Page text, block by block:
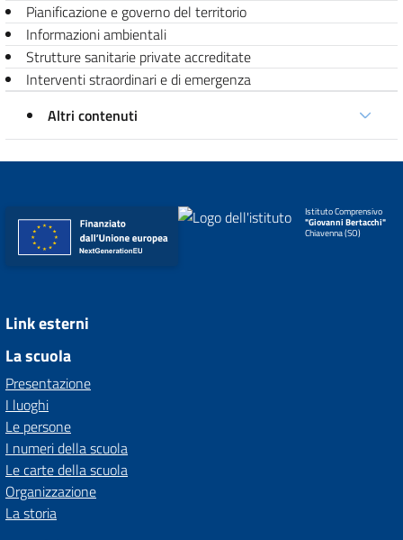
Pianificazione e governo del territorio
Informazioni ambientali
Strutture sanitarie private accreditate
Interventi straordinari e di emergenza
Altri contenuti
Istituto Comprensivo
"Giovanni Bertacchi"
Chiavenna (SO)
Link esterni
La scuola
Presentazione
I luoghi
Le persone
I numeri della scuola
Le carte della scuola
Organizzazione
La storia